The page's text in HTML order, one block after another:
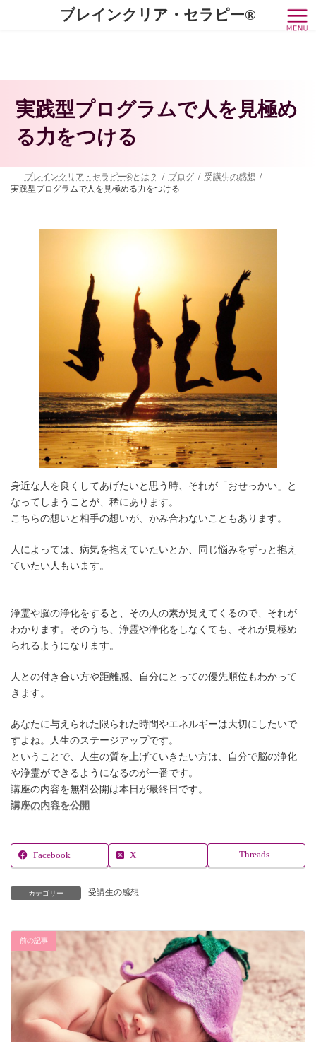
ス
ン
ブレインクリア・セラピー®
実践型プログラムで人を見極め
る力をつける
ブレインクリア・セラピー®とは？ ブログ
受講生の感想
実践型プログラムで人を見極める力をつける
身近な人を良くしてあげたいと思う時、それが「おせっかい」と
なってしまうことが、稀にあります。
こちらの想いと相手の想いが、かみ合わないこともあります。
人によっては、病気を抱えていたいとか、同じ悩みをずっと抱え
ていたい人もいます。
浄霊や脳の浄化をすると、その人の素が見えてくるので、それが
わかります。そのうち、浄霊や浄化をしなくても、それが見極め
られるようになります。
人との付き合い方や距離感、自分にとっての優先順位もわかって
きます。
あなたに与えられた限られた時間やエネルギーは大切にしたいで
すよね。人生のステージアップです。
ということで、人生の質を上げていきたい方は、自分で脳の浄化
や浄霊ができるようになるのが一番です。
講座の内容を無料公開は本日が最終日です。
講座の内容を公開
Facebook X Threads
カテゴリー 受講生の感想
前の記事